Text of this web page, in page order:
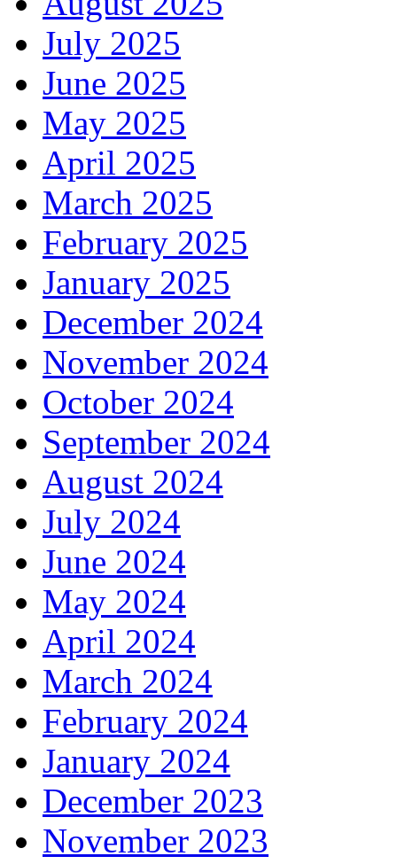
July 2025
June 2025
May 2025
April 2025
March 2025
February 2025
January 2025
December 2024
November 2024
October 2024
September 2024
August 2024
July 2024
June 2024
May 2024
April 2024
March 2024
February 2024
January 2024
December 2023
November 2023